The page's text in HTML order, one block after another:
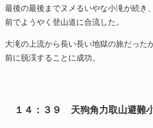
最後の最後までヌメるいやな小滝が続き
前でようやく登山道に合流した。
大滝の上流から長い長い地獄の旅だった
前に脱渓することに成功。
１４：３９ 天狗角力取山避難